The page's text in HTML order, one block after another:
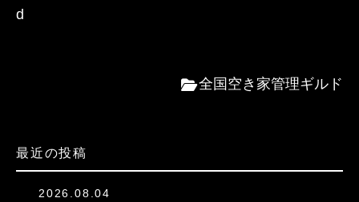
d
全国空き家管理ギルド
最近の投稿
2026.08.04